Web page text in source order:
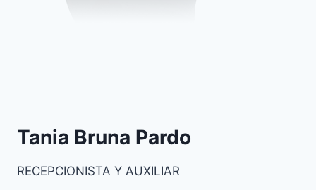
Tania Bruna Pardo
RECEPCIONISTA Y AUXILIAR